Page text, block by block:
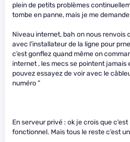
plein de petits problèmes
tombe en panne, mais je me
Niveau internet, bah on nous renvois
avec l’installateur de la ligne pour
c’est gonflez quand même on
internet , les mecs se pointent jamais
pouvez essayez de voir avec le
numéro ”
En serveur privé : ok je crois que
fonctionnel. Mais tous le reste c’est